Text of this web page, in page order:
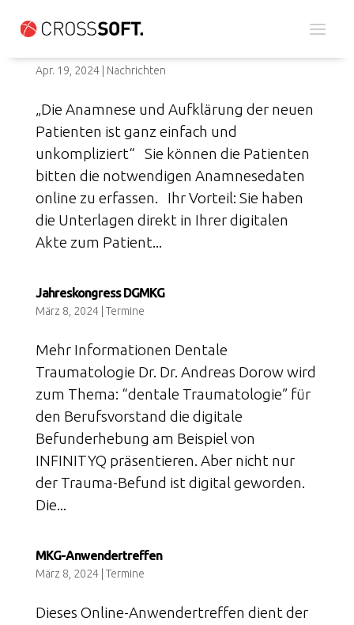
Apr. 19, 2024| Nachrichten
„Die Anamnese und Aufklärung der neuen
Patienten ist ganz einfach und
unkompliziert“ Sie können die Patienten
bitten die notwendigen Anamnesedaten
online zu erfassen. Ihr Vorteil: Sie haben
die Unterlagen direkt in Ihrer digitalen
Akte zum Patient...
Jahreskongress DGMKG
März 8, 2024| Termine
Mehr Informationen Dentale
Traumatologie Dr. Dr. Andreas Dorow wird
zum Thema: “dentale Traumatologie” für
den Berufsvorstand die digitale
Befunderhebung am Beispiel von
INFINITYQ präsentieren. Aber nicht nur
der Trauma-Befund ist digital geworden.
Die...
MKG-Anwendertreffen
März 8, 2024| Termine
Dieses Online-Anwendertreffen dient der